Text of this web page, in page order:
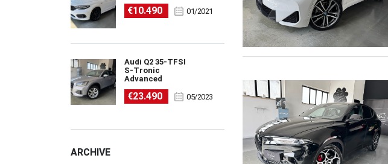
€10.490 01/2021
Audi Q2 35-TFSI
S-Tronic
Advanced
€23.490 05/2023
ARCHIVE